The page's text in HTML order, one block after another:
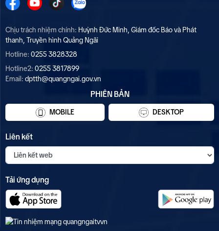
Chịu trách nhiệm chính: Huỳnh Đức Minh, Giám đốc Báo và Phát
thanh, Truyền hình Quảng Ngãi
Hotline: 0255 3828328
Hotline2: 0255 3817899
Email: dptth@quangngai.gov.vn
PHIÊN BẢN
MOBILE DESKTOP
Liên kết
Tải ứng dụng